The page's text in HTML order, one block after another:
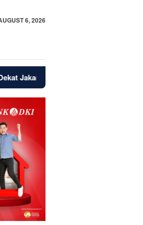
6, 2026
BSD, Bintaro Jadi Magnet Baru